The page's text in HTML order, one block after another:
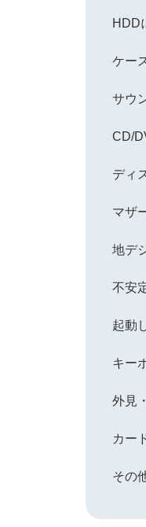
HDD
ケー
サウ
CD/
ディ
マザ
地デ
不安
起動
キー
外見
カー
その